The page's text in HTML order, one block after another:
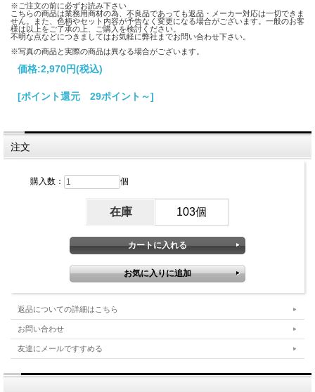
※ご注文の前に必ずお読み下さい
こちらの商品は業務用商材の為、不良品であっても返品・メーカー対応は一切できま
せん。また、色柄やセット内容が予告なく変更になる場合がございます。一般のお客
様は以上をご了承の上、ご購入を検討ください。
不明な点などにつきましてはお気軽に弊社までお問い合わせ下さい。
※写真の商品と実際の商品は異なる場合がございます。
価格:2,970円(税込)
[ポイント還元 29ポイント～]
注文
購入数： 個
在庫 103個
返品についての詳細はこちら
お問い合わせ
友達にメールですすめる